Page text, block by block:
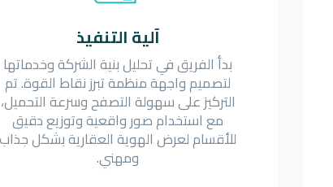
آلية التنفيذ
بدأ الفريق في تحليل بنية الشركة وخدماتها
لتصميم واجهة منظمة تبرز نقاط القوة. تم
التركيز على سهولة التصفح وسرعة التحميل،
مع استخدام صور واقعية وتوزيع دقيق
للأقسام لعرض الهوية العقارية بشكل جذاب
ومهني.